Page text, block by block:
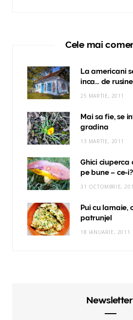
Cele mai
La americani
inca… de
25 MARTIE, 2011
Mai sa fie, se
gradina
13 MARTIE, 2011
Ghici ciuperca
pe bune – ce-i?
31 OCTOMBRIE,
Pui cu lamaie,
patrunjel
18 IANUARIE, 2011
Newsletter